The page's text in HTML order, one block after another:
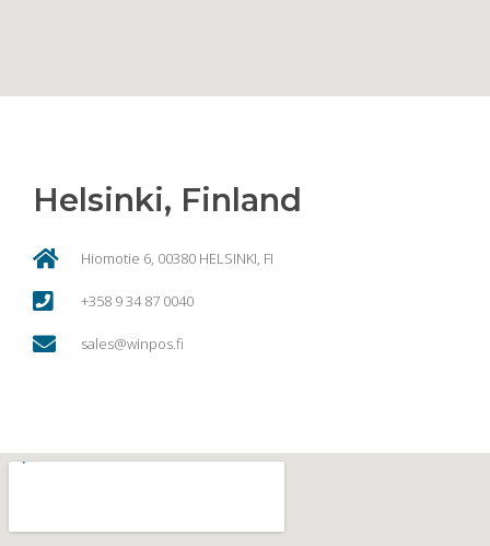
Helsinki, Finland
Hiomotie 6, 00380 HELSINKI, FI
+358 9 34 87 0040
sales@winpos.fi